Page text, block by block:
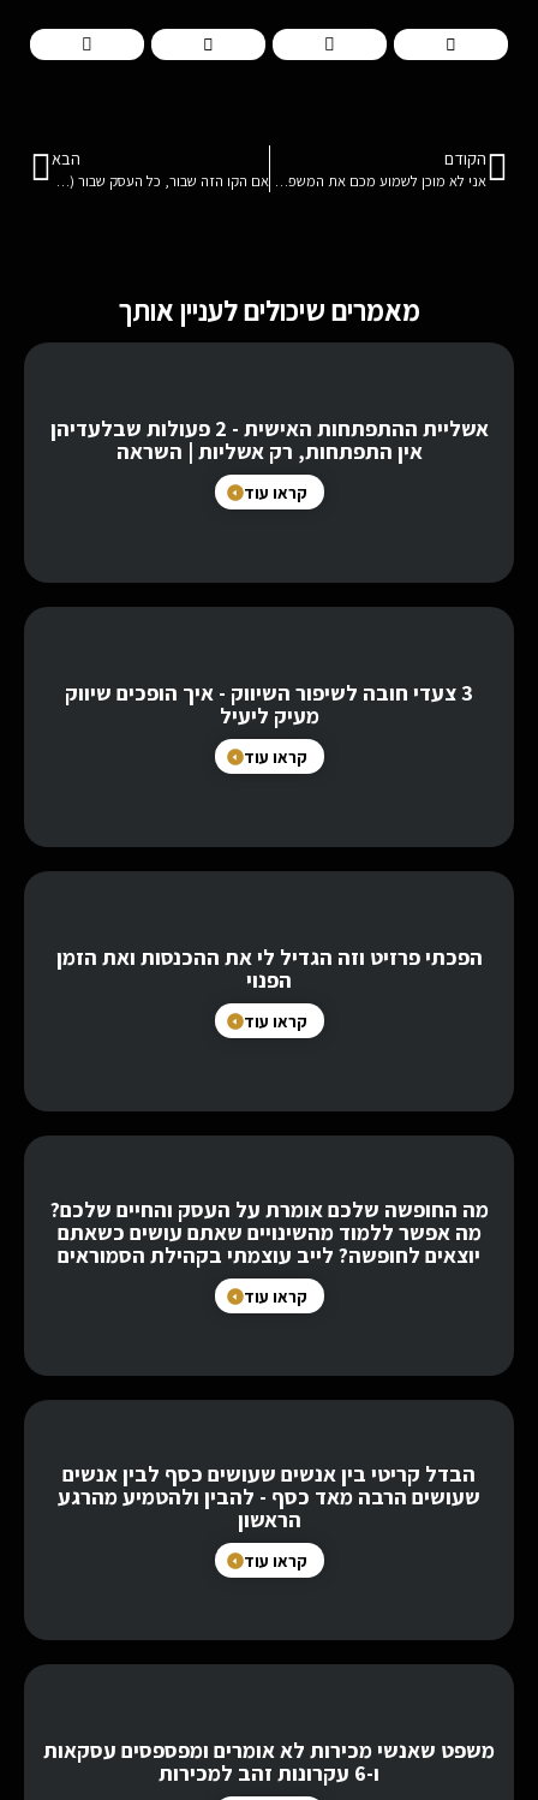
הקודם
אני לא מוכן לשמוע מכם את המשפט הזה. בטח לא בזמן מלחמה, לא אחרי חרבות ברזל. אין לנו את הזכות להגיד אותו
הבא
אם הקו הזה שבור, כל העסק שבור (7 פעולות ליישר את הקו הכי חשוב בעסק
מאמרים שיכולים לעניין אותך
אשליית ההתפתחות האישית - 2 פעולות שבלעדיהן
אין התפתחות, רק אשליות | השראה
קראו עוד
3 צעדי חובה לשיפור השיווק - איך הופכים שיווק
מעיק ליעיל
קראו עוד
הפכתי פרזיט וזה הגדיל לי את ההכנסות ואת הזמן
הפנוי
קראו עוד
מה החופשה שלכם אומרת על העסק והחיים שלכם?
מה אפשר ללמוד מהשינויים שאתם עושים כשאתם
יוצאים לחופשה? לייב עוצמתי בקהילת הסמוראים
קראו עוד
הבדל קריטי בין אנשים שעושים כסף לבין אנשים
שעושים הרבה מאד כסף - להבין ולהטמיע מהרגע
הראשון
קראו עוד
משפט שאנשי מכירות לא אומרים ומפספסים עסקאות
ו-6 עקרונות זהב למכירות